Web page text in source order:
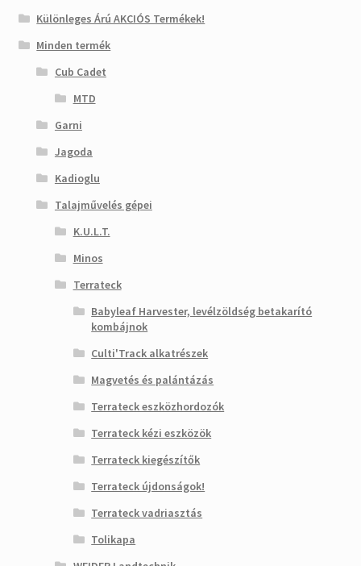
Különleges Árú AKCIÓS Termékek!
Minden termék
Cub Cadet
MTD
Garni
Jagoda
Kadioglu
Talajművelés gépei
K.U.L.T.
Minos
Terrateck
Babyleaf Harvester, levélzöldség betakarító
kombájnok
Culti'Track alkatrészek
Magvetés és palántázás
Terrateck eszközhordozók
Terrateck kézi eszközök
Terrateck kiegészítők
Terrateck újdonságok!
Terrateck vadriasztás
Tolikapa